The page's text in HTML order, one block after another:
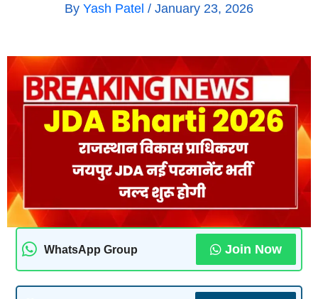
By Yash Patel / January 23, 2026
WhatsApp Group Join Now